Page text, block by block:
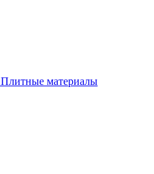
Плитные материалы